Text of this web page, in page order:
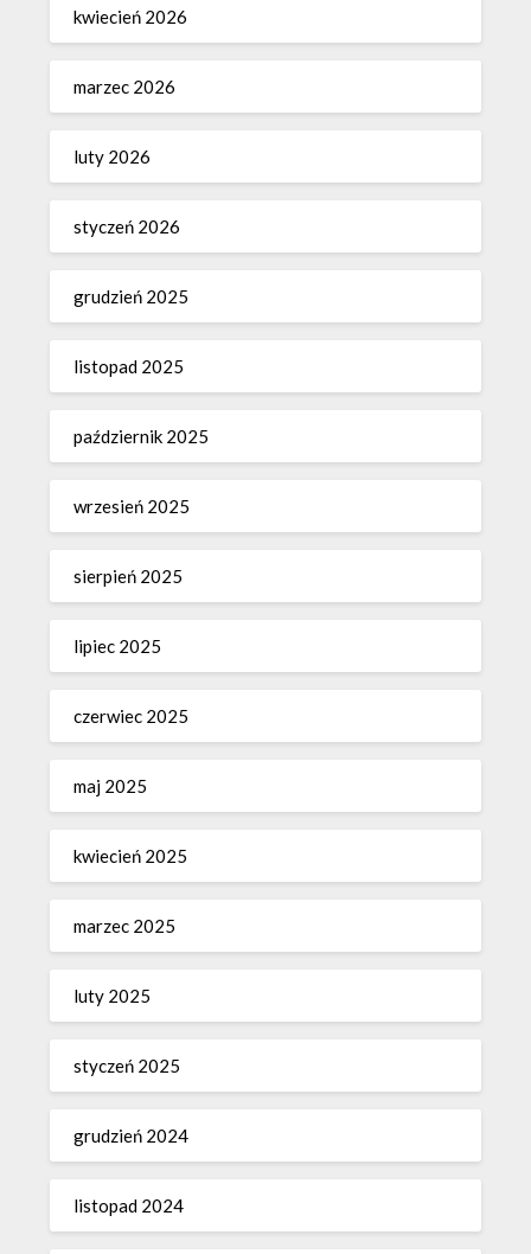
kwiecień 2026
marzec 2026
luty 2026
styczeń 2026
grudzień 2025
listopad 2025
październik 2025
wrzesień 2025
sierpień 2025
lipiec 2025
czerwiec 2025
maj 2025
kwiecień 2025
marzec 2025
luty 2025
styczeń 2025
grudzień 2024
listopad 2024